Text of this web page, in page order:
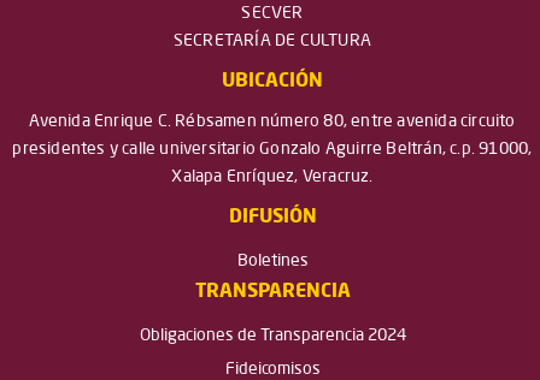
SECVER
SECRETARÍA DE CULTURA
UBICACIÓN
Avenida Enrique C. Rébsamen número 80, entre avenida circuito
presidentes y calle universitario Gonzalo Aguirre Beltrán, c.p. 91000,
Xalapa Enríquez, Veracruz.
DIFUSIÓN
Boletines
TRANSPARENCIA
Obligaciones de Transparencia 2024
Fideicomisos